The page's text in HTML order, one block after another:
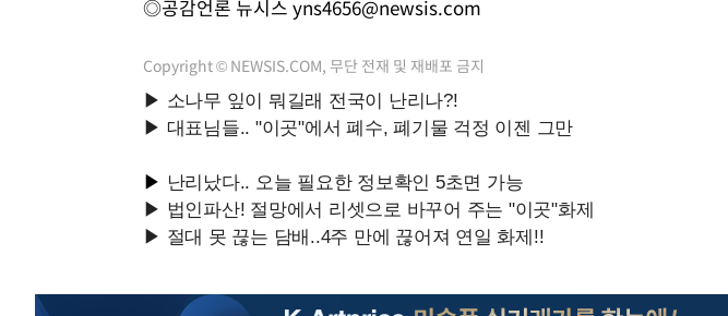
◎공감언론 뉴시스 yns4656@newsis.com
Copyright © NEWSIS.COM, 무단 전재 및 재배포 금지